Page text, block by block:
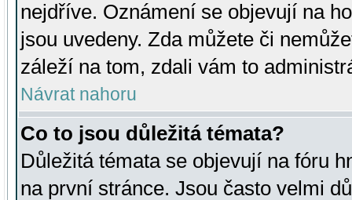
nejdříve. Oznámení se objevují na
jsou uvedeny. Zda můžete či
záleží na tom, zdali vám to
Návrat nahoru
Co to jsou důležitá témata?
Důležitá témata se objevují na fóru
na první stránce. Jsou často velmi